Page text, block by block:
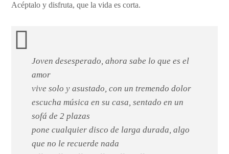
Acéptalo y disfruta, que la vida es corta.
Joven desesperado, ahora sabe lo que es el
amor
vive solo y asustado, con un tremendo dolor
escucha música en su casa, sentado en un
sofá de 2 plazas
pone cualquier disco de larga durada, algo
que no le recuerde nada